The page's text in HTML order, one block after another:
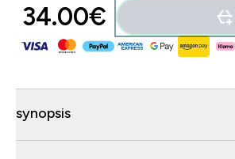
34.00€‎
synopsis